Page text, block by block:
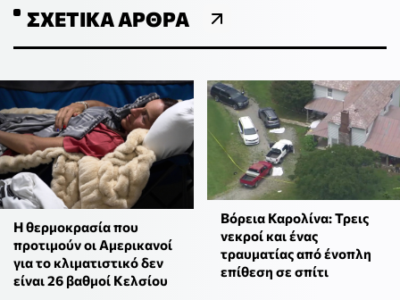
ΣΧΕΤΙΚΆ ΆΡΘΡΑ
Η θερμοκρασία που
προτιμούν οι Αμερικανοί
για το κλιματιστικό δεν
είναι 26 βαθμοί Κελσίου
Βόρεια Καρολίνα: Τρεις
νεκροί και ένας
τραυματίας από ένοπλη
επίθεση σε σπίτι